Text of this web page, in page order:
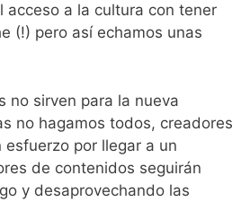
acceso a la cultura con tener
(!) pero así echamos unas
no sirven para la nueva
no hagamos todos, creadores
por llegar a un
de contenidos seguirán
y desaprovechando las